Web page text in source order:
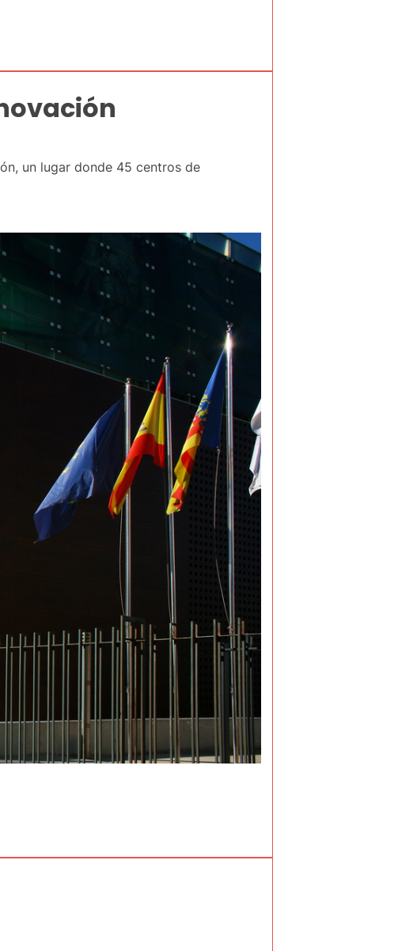
un lugar donde 45 centros de